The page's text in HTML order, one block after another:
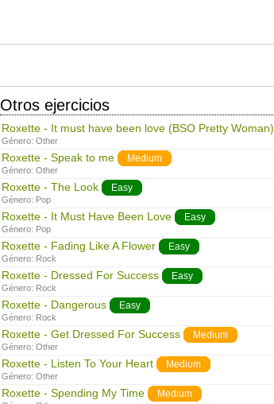
Otros ejercicios
Roxette - It must have been love (BSO Pretty Woman)
Género: Other
Roxette - Speak to me Medium
Género: Other
Roxette - The Look Easy
Género: Pop
Roxette - It Must Have Been Love Easy
Género: Pop
Roxette - Fading Like A Flower Easy
Género: Rock
Roxette - Dressed For Success Easy
Género: Rock
Roxette - Dangerous Easy
Género: Rock
Roxette - Get Dressed For Success Medium
Género: Other
Roxette - Listen To Your Heart Medium
Género: Other
Roxette - Spending My Time Medium